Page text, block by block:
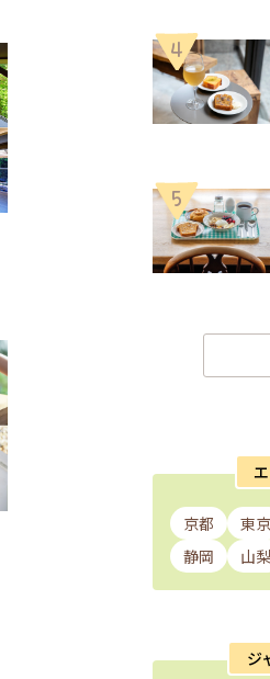
4
5
京都 東京
静岡
山梨
ジ